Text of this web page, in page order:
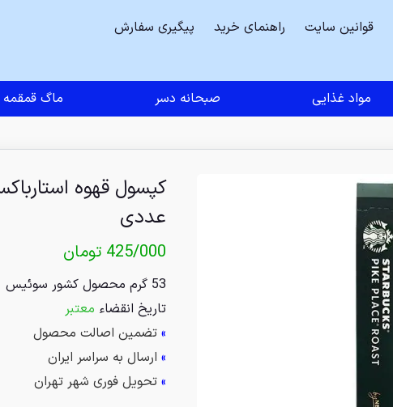
قوانین سایت راهنمای خرید
پیگیری سفارش
مواد غذایی صبحانه دسر ماگ قمقمه
عددی
425/000 تومان
53 گرم محصول کشور سوئیس
تاریخ انقضاء معتبر
» تضمین اصالت محصول
» ارسال به سراسر ایران
» تحویل فوری شهر تهران